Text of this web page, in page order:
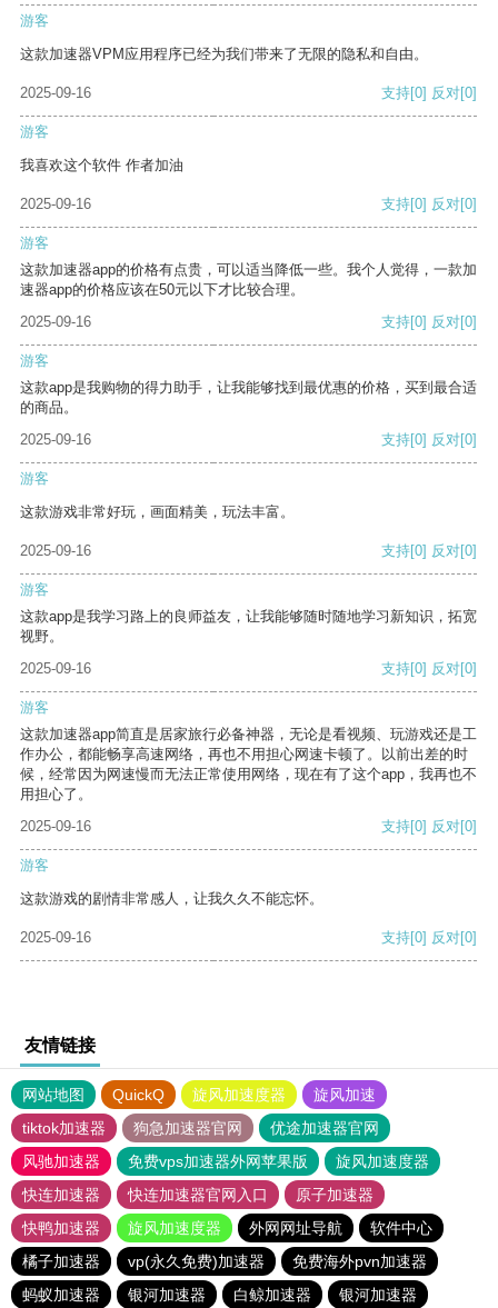
游客
这款加速器VPM应用程序已经为我们带来了无限的隐私和自由。
2025-09-16 支持[0] 反对[0]
游客
我喜欢这个软件 作者加油
2025-09-16 支持[0] 反对[0]
游客
这款加速器app的价格有点贵，可以适当降低一些。我个人觉得，一款加
速器app的价格应该在50元以下才比较合理。
2025-09-16
支持[0] 反对[0]
游客
这款app是我购物的得力助手，让我能够找到最优惠的价格，买到最合适
的商品。
2025-09-16
支持[0] 反对[0]
游客
这款游戏非常好玩，画面精美，玩法丰富。
2025-09-16 支持[0] 反对[0]
游客
这款app是我学习路上的良师益友，让我能够随时随地学习新知识，拓宽
视野。
2025-09-16
支持[0] 反对[0]
游客
这款加速器app简直是居家旅行必备神器，无论是看视频、玩游戏还是工
作办公，都能畅享高速网络，再也不用担心网速卡顿了。以前出差的时
候，经常因为网速慢而无法正常使用网络，现在有了这个app，我再也不
用担心了。
2025-09-16
支持[0] 反对[0]
游客
这款游戏的剧情非常感人，让我久久不能忘怀。
2025-09-16 支持[0] 反对[0]
友情链接
网站地图 QuickQ 旋风加速度器
旋风加速
tiktok加速器
狗急加速器官网
优途加速器官网
风驰加速器
免费vps加速器外网苹果版
旋风加速度器
快连加速器
快连加速器官网入口
原子加速器
快鸭加速器
旋风加速度器 外网网址导航
软件中心
橘子加速器
vp(永久免费)加速器
免费海外pvn加速器
蚂蚁加速器
银河加速器 白鲸加速器 银河加速器